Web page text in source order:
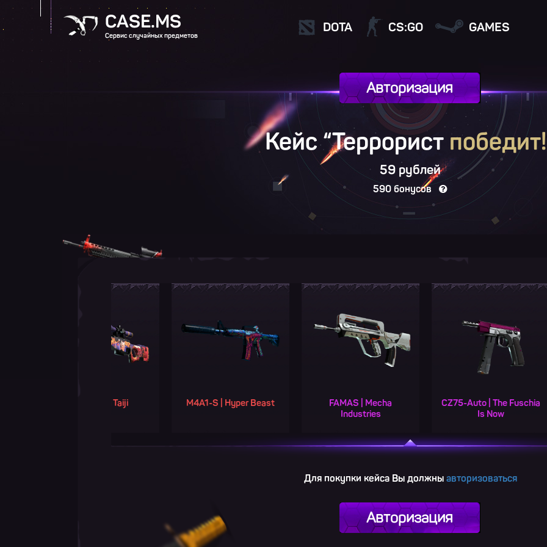
CASE.MS
Сервис случайных предметов
DOTA CS:GO GAMES
Авторизация
Кейс “Террорист победит!
59 рублей
590 бонусов
M4A1-S | Hyper Beast
FAMAS | Mecha
CZ75-Auto | The Fuschia
P250
Для покупки кейса Вы должны авторизоваться
Авторизация